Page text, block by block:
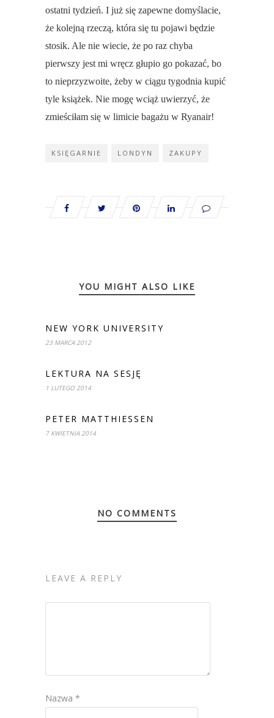
ostatni tydzień. I już się zapewne domyślacie,
że kolejną rzeczą, która się tu pojawi będzie
stosik. Ale nie wiecie, że po raz chyba
pierwszy jest mi wręcz głupio go pokazać, bo
to nieprzyzwoite, żeby w ciągu tygodnia kupić
tyle książek. Nie mogę wciąż uwierzyć, że
zmieściłam się w limicie bagażu w Ryanair!
KSIĘGARNIE LONDYN ZAKUPY
YOU MIGHT ALSO LIKE
NEW YORK UNIVERSITY
23 MARCA 2012
LEKTURA NA SESJĘ
1 LUTEGO 2014
PETER MATTHIESSEN
7 KWIETNIA 2014
NO COMMENTS
LEAVE A REPLY
Nazwa *